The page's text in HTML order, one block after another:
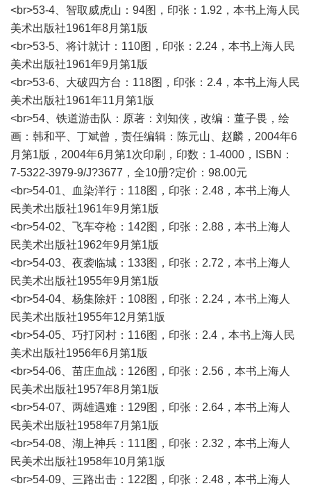
<br>53-4、智取威虎山：94图，印张：1.92，本书上海人民
美术出版社1961年8月第1版
<br>53-5、将计就计：110图，印张：2.24，本书上海人民
美术出版社1961年9月第1版
<br>53-6、大破四方台：118图，印张：2.4，本书上海人民
美术出版社1961年11月第1版
<br>54、铁道游击队：原著：刘知侠，改编：董子畏，绘
画：韩和平、丁斌曾，责任编辑：陈元山、赵麟，2004年6
月第1版，2004年6月第1次印刷，印数：1-4000，ISBN：
7-5322-3979-9/J?3677，全10册?定价：98.00元
<br>54-01、血染洋行：118图，印张：2.48，本书上海人
民美术出版社1961年9月第1版
<br>54-02、飞车夺枪：142图，印张：2.88，本书上海人
民美术出版社1962年9月第1版
<br>54-03、夜袭临城：133图，印张：2.72，本书上海人
民美术出版社1955年9月第1版
<br>54-04、杨集除奸：108图，印张：2.24，本书上海人
民美术出版社1955年12月第1版
<br>54-05、巧打冈村：116图，印张：2.4，本书上海人民
美术出版社1956年6月第1版
<br>54-06、苗庄血战：126图，印张：2.56，本书上海人
民美术出版社1957年8月第1版
<br>54-07、两雄遇难：129图，印张：2.64，本书上海人
民美术出版社1958年7月第1版
<br>54-08、湖上神兵：111图，印张：2.32，本书上海人
民美术出版社1958年10月第1版
<br>54-09、三路出击：122图，印张：2.48，本书上海人